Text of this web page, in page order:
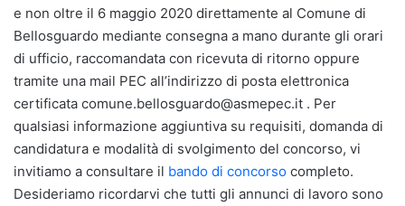
e non oltre il 6 maggio 2020 direttamente al Comune di
Bellosguardo mediante consegna a mano durante gli orari
di ufficio, raccomandata con ricevuta di ritorno oppure
tramite una mail PEC all’indirizzo di posta elettronica
certificata comune.bellosguardo@asmepec.it . Per
qualsiasi informazione aggiuntiva su requisiti, domanda di
candidatura e modalità di svolgimento del concorso, vi
invitiamo a consultare il bando di concorso completo.
Desideriamo ricordarvi che tutti gli annunci di lavoro sono